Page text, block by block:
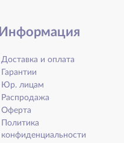
Информация
Доставка и оплата
Гарантии
Юр. лицам
Распродажа
Оферта
Политика
конфиденциальности